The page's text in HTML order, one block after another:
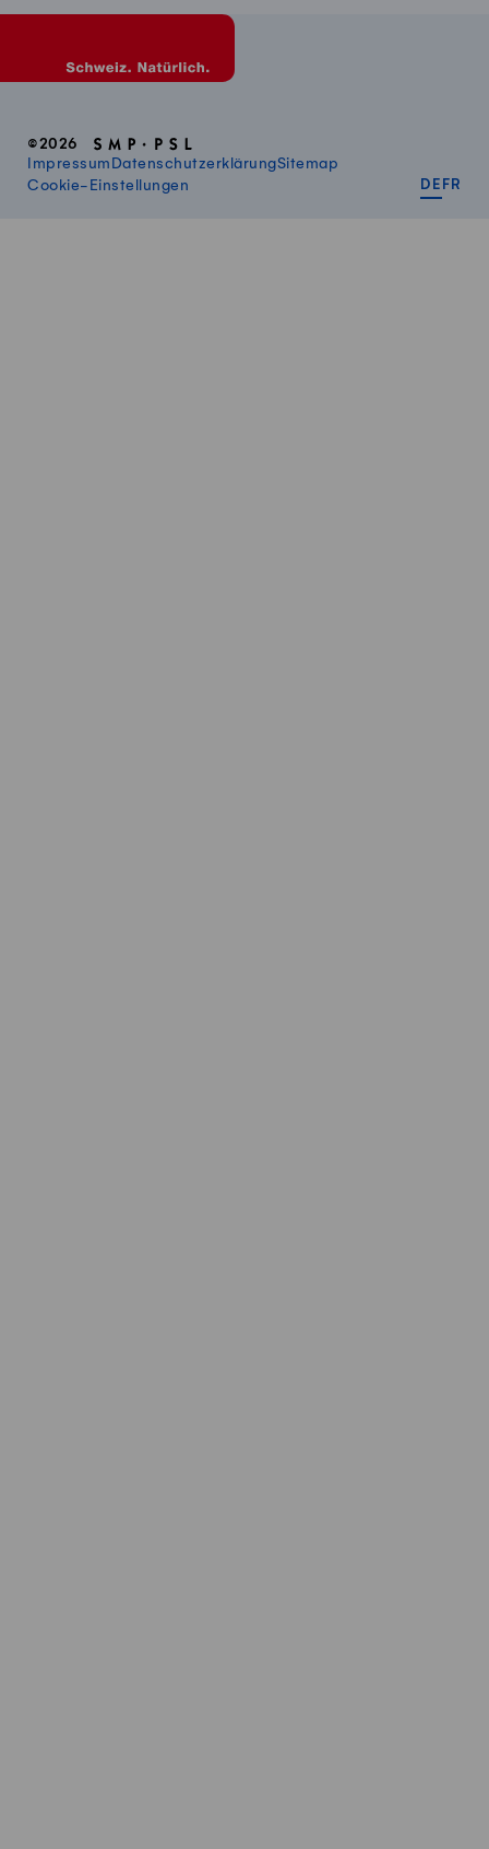
©2026
Impressum DatenschutzerklärungSitemap
Cookie-Einstellungen
DE FR